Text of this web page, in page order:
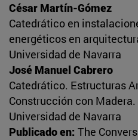
César Martín-Gómez
Catedrático en
energéticos en
Universidad de Navarra
José Manuel Cabrero
Catedrático. Estructuras
Construcción con
Universidad de Navarra
Publicado en: The